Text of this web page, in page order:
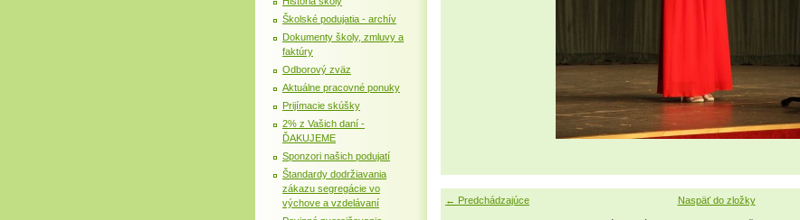
← Predchádzajúce Naspäť do zložky
Školské podujatia - archív
Dokumenty školy, zmluvy a
faktúry
Odborový zväz
Aktuálne pracovné ponuky
Prijímacie skúšky
2% z Vašich daní -
ĎAKUJEME
Sponzori našich podujatí
Štandardy dodržiavania
zákazu segregácie vo
výchove a vzdelávaní